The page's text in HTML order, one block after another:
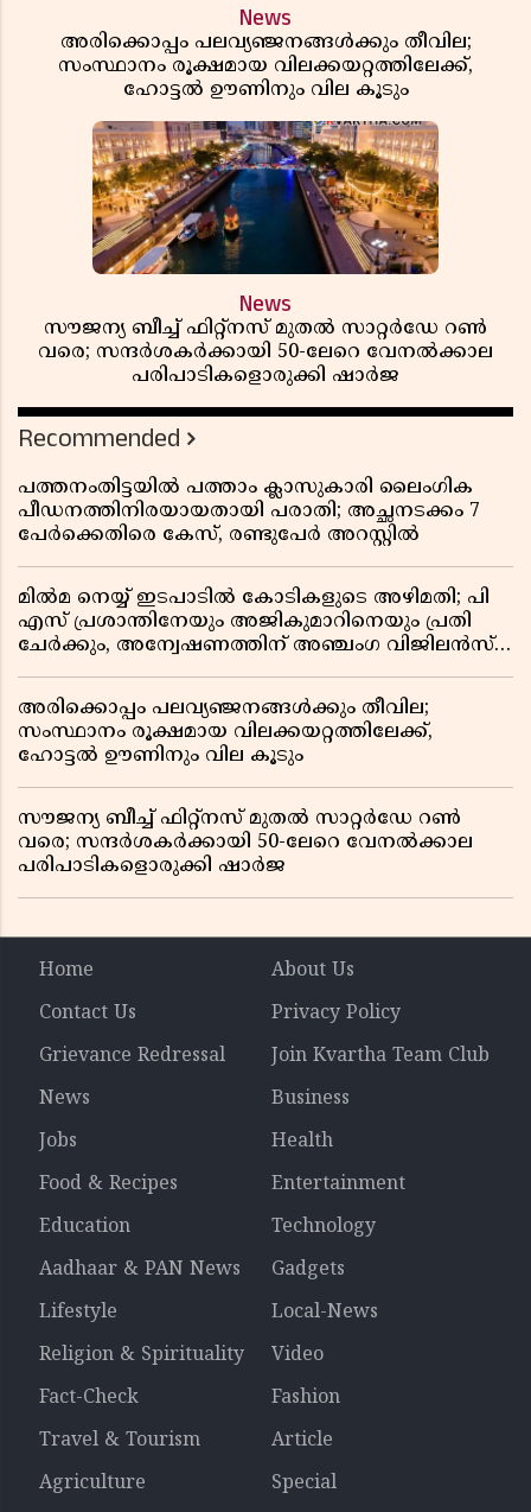
News
അരിക്കൊപ്പം പലവ്യഞ്ജനങ്ങൾക്കും തീവില;
സംസ്ഥാനം രൂക്ഷമായ വിലക്കയറ്റത്തിലേക്ക്,
ഹോട്ടൽ ഊണിനും വില കൂടും
News
സൗജന്യ ബീച്ച് ഫിറ്റ്നസ് മുതൽ സാറ്റർഡേ റൺ
വരെ; സന്ദർശകർക്കായി 50-ലേറെ വേനൽക്കാല
പരിപാടികളൊരുക്കി ഷാർജ
Recommended
പത്തനംതിട്ടയിൽ പത്താം ക്ലാസുകാരി ലൈംഗിക
പീഡനത്തിനിരയായതായി പരാതി; അച്ഛനടക്കം 7
പേർക്കെതിരെ കേസ്, രണ്ടുപേർ അറസ്റ്റിൽ
മിൽമ നെയ്യ് ഇടപാടിൽ കോടികളുടെ അഴിമതി; പി
എസ് പ്രശാന്തിനേയും അജികുമാറിനെയും പ്രതി
ചേർക്കും, അന്വേഷണത്തിന് അഞ്ചംഗ വിജിലൻസ്
അരിക്കൊപ്പം പലവ്യഞ്ജനങ്ങൾക്കും തീവില;
സംസ്ഥാനം രൂക്ഷമായ വിലക്കയറ്റത്തിലേക്ക്,
ഹോട്ടൽ ഊണിനും വില കൂടും
സൗജന്യ ബീച്ച് ഫിറ്റ്നസ് മുതൽ സാറ്റർഡേ റൺ
വരെ; സന്ദർശകർക്കായി 50-ലേറെ വേനൽക്കാല
പരിപാടികളൊരുക്കി ഷാർജ
Home
About Us
Contact Us
Privacy Policy
Grievance Redressal
Join Kvartha Team Club
News
Business
Jobs
Health
Food & Recipes
Entertainment
Education
Technology
Aadhaar & PAN News
Gadgets
Lifestyle
Local-News
Religion & Spirituality
Video
Fact-Check
Fashion
Travel & Tourism
Article
Agriculture
Special